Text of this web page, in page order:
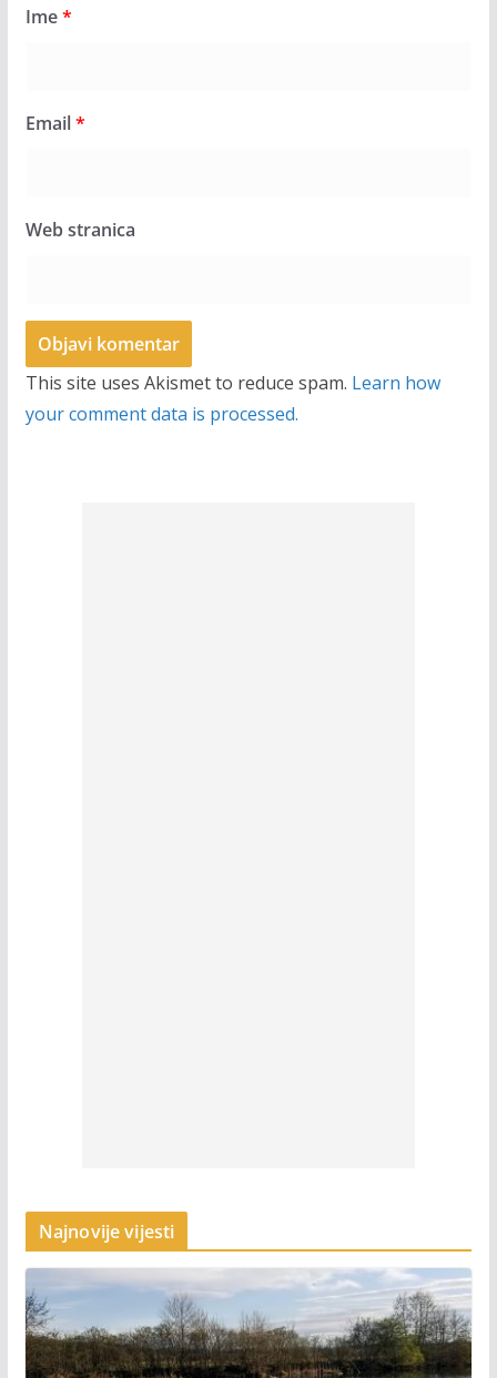
Ime*
Email*
Web stranica
This site uses Akismet to reduce spam. Learn how
your comment data is processed.
Najnovije vijesti